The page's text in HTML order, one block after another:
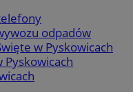
odpadów
w Pyskowicach
Pyskowicach